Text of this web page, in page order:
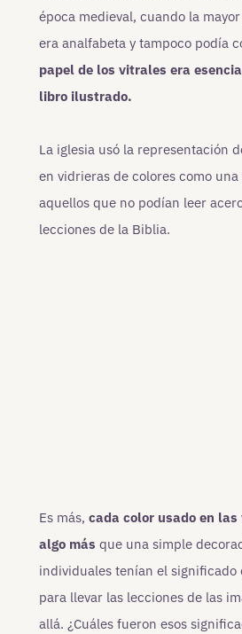
época medieval, cuando la
era analfabeta y tampoco podía
papel de los vitrales era
libro ilustrado.
La iglesia usó la representación
en vidrieras de colores como
aquellos que no podían leer
lecciones de la Biblia.
Es más, cada color usado en
algo más que una simple
individuales tenían el significado
para llevar las lecciones de las
allá. ¿Cuáles fueron esos